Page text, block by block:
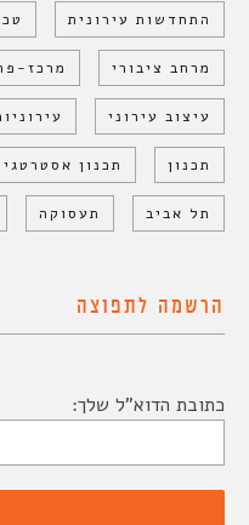
התחדשות עירונית
מרחב ציבורי מרכז-
עיצוב עירוני
תכנון תכנון אסטרטגי
תל אביב תעסוקה
הרשמה לתפוצה
כתובת הדוא"ל שלך: